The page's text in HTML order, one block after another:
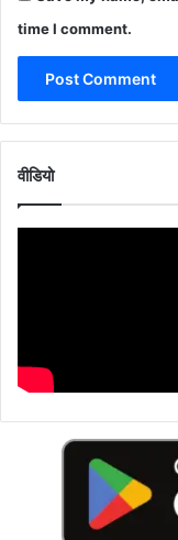
time I comment.
वीडियो